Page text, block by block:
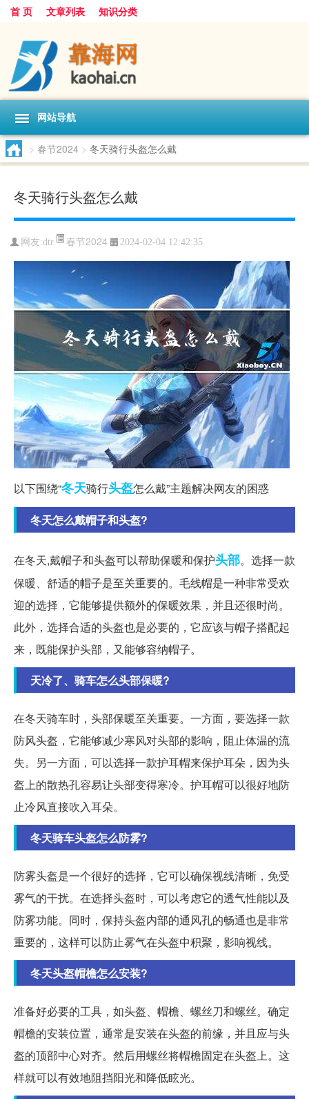
首 页 文章列表 知识分类
网站导航
> 春节2024 > 冬天骑行头盔怎么戴
冬天骑行头盔怎么戴
网友:dtr 春节2024 2024-02-04 12:42:35
以下围绕“冬天骑行头盔怎么戴”主题解决网友的困惑
冬天怎么戴帽子和头盔?
在冬天,戴帽子和头盔可以帮助保暖和保护头部。选择一款
保暖、舒适的帽子是至关重要的。毛线帽是一种非常受欢
迎的选择，它能够提供额外的保暖效果，并且还很时尚。
此外，选择合适的头盔也是必要的，它应该与帽子搭配起
来，既能保护头部，又能够容纳帽子。
天冷了、骑车怎么头部保暖?
在冬天骑车时，头部保暖至关重要。一方面，要选择一款
防风头盔，它能够减少寒风对头部的影响，阻止体温的流
失。另一方面，可以选择一款护耳帽来保护耳朵，因为头
盔上的散热孔容易让头部变得寒冷。护耳帽可以很好地防
止冷风直接吹入耳朵。
冬天骑车头盔怎么防雾?
防雾头盔是一个很好的选择，它可以确保视线清晰，免受
雾气的干扰。在选择头盔时，可以考虑它的透气性能以及
防雾功能。同时，保持头盔内部的通风孔的畅通也是非常
重要的，这样可以防止雾气在头盔中积聚，影响视线。
冬天头盔帽檐怎么安装?
准备好必要的工具，如头盔、帽檐、螺丝刀和螺丝。确定
帽檐的安装位置，通常是安装在头盔的前缘，并且应与头
盔的顶部中心对齐。然后用螺丝将帽檐固定在头盔上。这
样就可以有效地阻挡阳光和降低眩光。